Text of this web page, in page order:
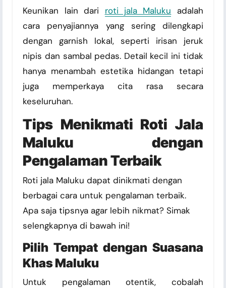
Keunikan lain dari roti jala Maluku adalah
cara penyajiannya yang sering dilengkapi
dengan garnish lokal, seperti irisan jeruk
nipis dan sambal pedas. Detail kecil ini tidak
hanya menambah estetika hidangan tetapi
juga memperkaya cita rasa secara
keseluruhan.
Tips Menikmati Roti Jala
Maluku dengan
Pengalaman Terbaik
Roti jala Maluku dapat dinikmati dengan
berbagai cara untuk pengalaman terbaik.
Apa saja tipsnya agar lebih nikmat? Simak
selengkapnya di bawah ini!
Pilih Tempat dengan Suasana
Khas Maluku
Untuk pengalaman otentik, cobalah